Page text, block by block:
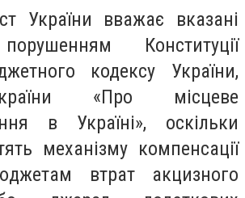
України вважає вказані
Конституції
кодексу України,
«Про місцеве
в Україні», оскільки
механізму компенсації
втрат акцизного